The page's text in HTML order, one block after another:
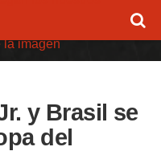
y Brasil se
del